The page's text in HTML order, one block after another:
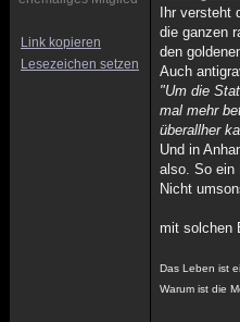
Link kopieren
Lesezeichen setzen
Ihr versteht
die ganzen
den
Auch
"Um die
mal mehr
überallher
Und in
also. So ein
Nicht
mit solchen
Das Leben ist
Warum ist die